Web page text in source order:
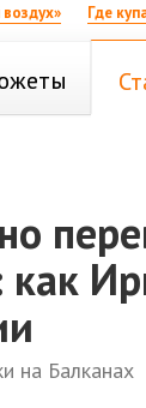
Где
как
на Балканах